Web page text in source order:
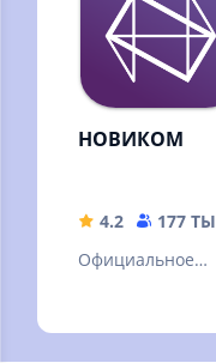
НОВИКОМ
4.2 177
Официальное
платежей,